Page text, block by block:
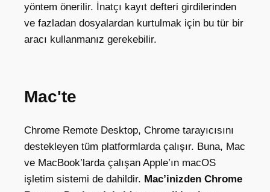
yöntem önerilir. İnatçı kayıt defteri girdilerinden
ve fazladan dosyalardan kurtulmak için bu tür bir
aracı kullanmanız gerekebilir.
Mac'te
Chrome Remote Desktop, Chrome tarayıcısını
destekleyen tüm platformlarda çalışır. Buna, Mac
ve MacBook’larda çalışan Apple’ın macOS
işletim sistemi de dahildir. Mac’inizden Chrome